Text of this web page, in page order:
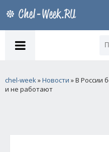
chel-week»Новости » В России
и не работают